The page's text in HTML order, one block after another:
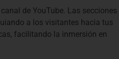
de YouTube. Las secciones
a los visitantes hacia tus
facilitando la inmersión en